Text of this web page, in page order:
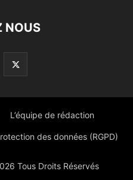
NOUS
L’équipe de rédaction
des données (RGPD)
Tous Droits Réservés